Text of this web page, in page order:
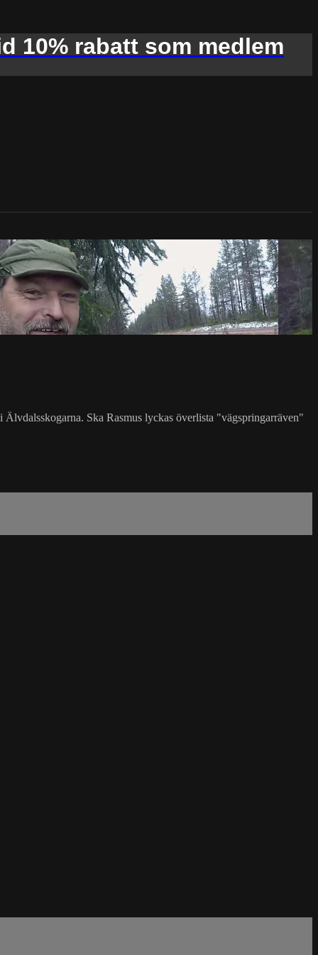
10% rabatt som medlem
Ska Rasmus lyckas överlista "vägspringarräven"